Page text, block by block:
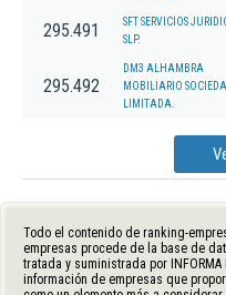
295.491
SFT SERVICIOS
SLP.
295.492
DM3 ALHAMBRA
MOBILIARIO
LIMITADA.
Todo el contenido de ranking-
empresas procede de la base de
tratada y suministrada por INFORMA
información de empresas que